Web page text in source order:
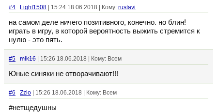
#4 Light1508 | 15:24 18.06.2018 | Кому: rustavi
на самом деле ничего позитивного, конечно. но блин!
играть в игру, в которой вероятность выжить стремится к
нулю - это пять.
#5 mik16 | 15:26 18.06.2018 | Кому: Всем
Юные синяки не отворачивают!!!
#6 Zzlo | 15:26 18.06.2018 | Кому: Всем
#нетщедушны